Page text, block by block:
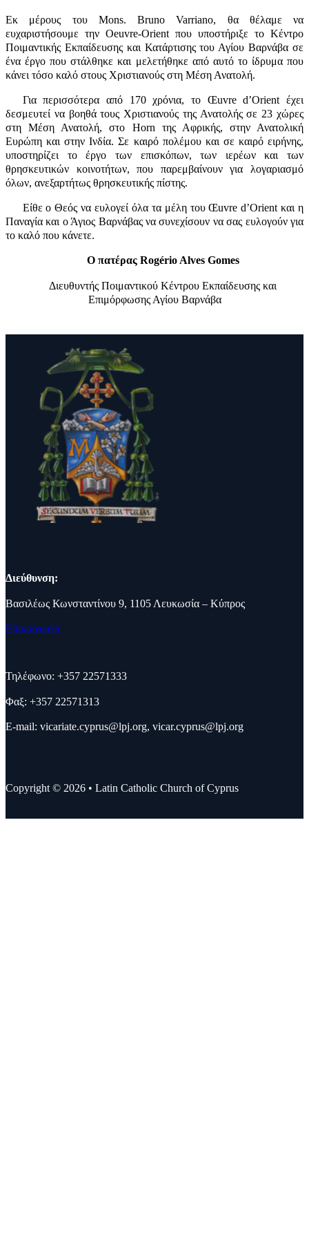
Εκ μέρους του Mons. Bruno Varriano, θα θέλαμε να
ευχαριστήσουμε την Oeuvre-Orient που υποστήριξε το Κέντρο
Ποιμαντικής Εκπαίδευσης και Κατάρτισης του Αγίου Βαρνάβα σε
ένα έργο που στάλθηκε και μελετήθηκε από αυτό το ίδρυμα που
κάνει τόσο καλό στους Χριστιανούς στη Μέση Ανατολή.
Για περισσότερα από 170 χρόνια, το Œuvre d’Orient έχει
δεσμευτεί να βοηθά τους Χριστιανούς της Ανατολής σε 23 χώρες
στη Μέση Ανατολή, στο Horn της Αφρικής, στην Ανατολική
Ευρώπη και στην Ινδία. Σε καιρό πολέμου και σε καιρό ειρήνης,
υποστηρίζει το έργο των επισκόπων, των ιερέων και των
θρησκευτικών κοινοτήτων, που παρεμβαίνουν για λογαριασμό
όλων, ανεξαρτήτως θρησκευτικής πίστης.
Είθε ο Θεός να ευλογεί όλα τα μέλη του Œuvre d’Orient και η
Παναγία και ο Άγιος Βαρνάβας να συνεχίσουν να σας ευλογούν για
το καλό που κάνετε.
Ο πατέρας Rogério Alves Gomes
Διευθυντής Ποιμαντικού Κέντρου Εκπαίδευσης και
Επιμόρφωσης Αγίου Βαρνάβα
Διεύθυνση:
Βασιλέως Κωνσταντίνου 9, 1105 Λευκωσία – Κύπρος
Επικοινωνία
Τηλέφωνο: +357 22571333
Φαξ: +357 22571313
E-mail: vicariate.cyprus@lpj.org, vicar.cyprus@lpj.org
Copyright © 2026 • Latin Catholic Church of Cyprus